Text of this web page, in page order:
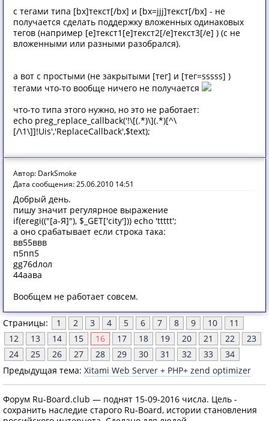
с тегами типа [bx]текст[/bx] и [bx=jjj]текст[/bx] - не
получается сделать поддержку вложенных одинаковых
тегов (например [e]текст1[e]текст2[/e]текст3[/e] ) (с не
вложенными или разными разобрался).
а вот с простыми (не закрытыми [тег] и [тег=sssss] )
тегами что-то вообще ничего не получается
что-то типа этого нужно, но это не работает:
echo preg_replace_callback('!\[(.*)\](.*)[^\
[/\1\]]!Uis','ReplaceCallback',$text);
Автор: DarkSmoke
Дата сообщения: 25.06.2010 14:51
Добрый день.
пишу значит регулярное выражение
if(eregi(("[а-Я]"), $_GET['city'])) echo 'ttttt';
а оно срабатывает если строка така:
вв55ввв
п5пп5
gg76dлол
44аава
Вообщем не работает совсем.
Страницы: 1 2 3 4 5 6 7 8 9 10
11
12
13 14 15 16 17 18 19 20 21 22
23
24
25 26 27 28 29 30 31 32 33
34
Предыдущая тема: Xitami Web Server + PHP+ zend optimizer
Форум Ru-Board.club — поднят 15-09-2016 числа. Цель -
сохранить наследие старого Ru-Board, истории становления